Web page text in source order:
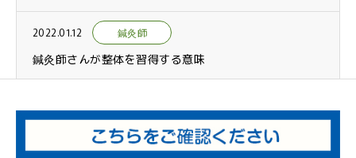
2022.01.12 鍼灸師
鍼灸師さんが整体を習得する意味